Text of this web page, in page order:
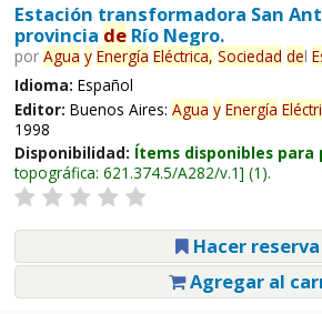
Estación transformadora San
provincia deRío Negro.
por Agua y Energía Eléctrica, Sociedad del
Idioma: Español
Editor: Buenos Aires: Agua y Energía
1998
Disponibilidad: Ítems disponibles para
topográfica: 621.374.5/A282/v.1 (1).
Hacer reserva
Agregar al